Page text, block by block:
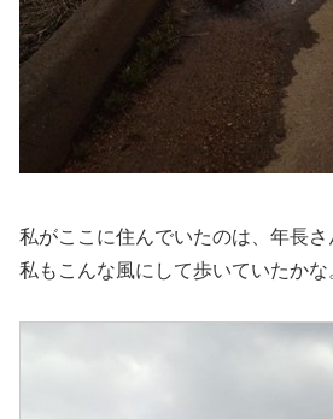
私がここに住んでいたのは、年長さ
私もこんな風にして歩いていたかな